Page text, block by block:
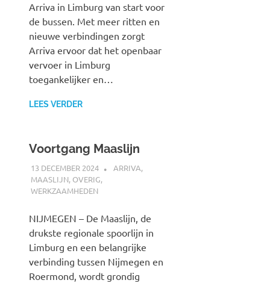
Arriva in Limburg van start voor
de bussen. Met meer ritten en
nieuwe verbindingen zorgt
Arriva ervoor dat het openbaar
vervoer in Limburg
toegankelijker en…
LEES VERDER
Voortgang Maaslijn
13 DECEMBER 2024 SPOORZOEKER
ARRIVA,
MAASLIJN, OVERIG,
WERKZAAMHEDEN
NIJMEGEN – De Maaslijn, de
drukste regionale spoorlijn in
Limburg en een belangrijke
verbinding tussen Nijmegen en
Roermond, wordt grondig